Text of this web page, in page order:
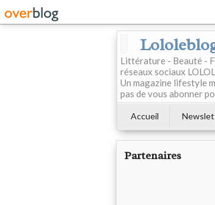
Littérature - Beauté -
réseaux sociaux
Un magazine lifestyle
pas de vous abonner
Accueil
Partenaires